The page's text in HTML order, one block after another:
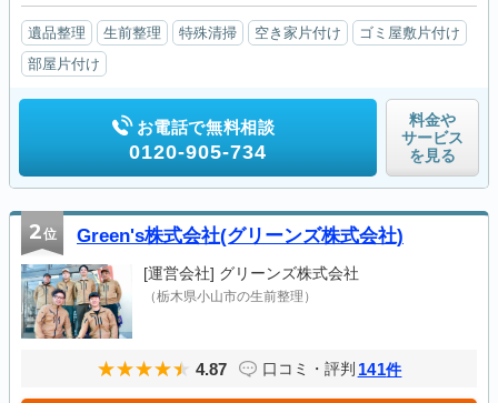
遺品整理 生前整理 特殊清掃 空き家片付け
ゴミ屋敷片付け
部屋片付け
お電話で無料相談
0120-905-734
料金や
サービス
を見る
2位 Green's株式会社(グリーンズ株式会社)
[運営会社] グリーンズ株式会社
（栃木県小山市の生前整理）
4.87 口コミ・評判 141件